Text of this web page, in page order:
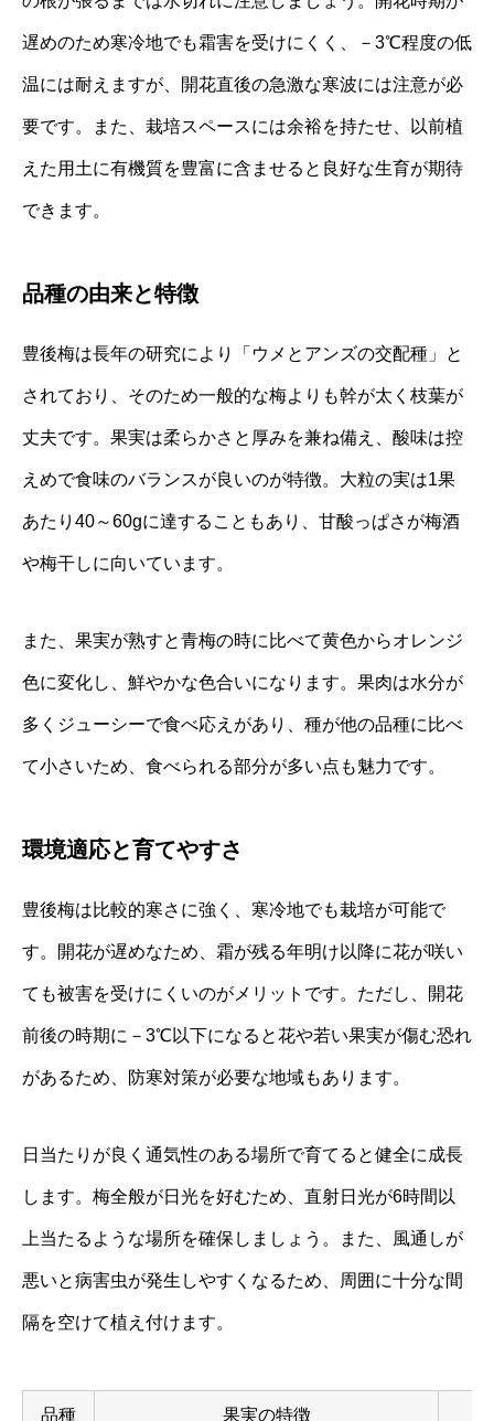
遅めのため寒冷地でも霜害を受けにくく、－3℃程度の低
温には耐えますが、開花直後の急激な寒波には注意が必
要です。また、栽培スペースには余裕を持たせ、以前植
えた用土に有機質を豊富に含ませると良好な生育が期待
できます。
品種の由来と特徴
豊後梅は長年の研究により「ウメとアンズの交配種」と
されており、そのため一般的な梅よりも幹が太く枝葉が
丈夫です。果実は柔らかさと厚みを兼ね備え、酸味は控
えめで食味のバランスが良いのが特徴。大粒の実は1果
あたり40～60gに達することもあり、甘酸っぱさが梅酒
や梅干しに向いています。
また、果実が熟すと青梅の時に比べて黄色からオレンジ
色に変化し、鮮やかな色合いになります。果肉は水分が
多くジューシーで食べ応えがあり、種が他の品種に比べ
て小さいため、食べられる部分が多い点も魅力です。
環境適応と育てやすさ
豊後梅は比較的寒さに強く、寒冷地でも栽培が可能で
す。開花が遅めなため、霜が残る年明け以降に花が咲い
ても被害を受けにくいのがメリットです。ただし、開花
前後の時期に－3℃以下になると花や若い果実が傷む恐れ
があるため、防寒対策が必要な地域もあります。
日当たりが良く通気性のある場所で育てると健全に成長
します。梅全般が日光を好むため、直射日光が6時間以
上当たるような場所を確保しましょう。また、風通しが
悪いと病害虫が発生しやすくなるため、周囲に十分な間
隔を空けて植え付けます。
品種 果実の特徴